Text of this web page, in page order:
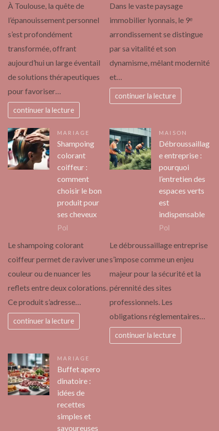
À Toulouse, la quête de
l’épanouissement personnel
s’est profondément
transformée, offrant
aujourd’hui un large éventail
de solutions thérapeutiques
pour favoriser…
continuer la lecture
Dans le vaste paysage
immobilier lyonnais, le 9ᵉ
arrondissement se distingue
par sa vitalité et son
dynamisme, mêlant modernité
et…
continuer la lecture
MARIAGE
Shampoing
colorant
coiffeur :
comment
choisir le bon
produit pour
ses cheveux
Pol
Le shampoing colorant
coiffeur permet de raviver une
couleur ou de nuancer les
reflets entre deux colorations.
Ce produit s’adresse…
continuer la lecture
MAISON
Débroussaillag
e entreprise :
pourquoi
l’entretien des
espaces verts
est
indispensable
Pol
Le débroussaillage entreprise
s’impose comme un enjeu
majeur pour la sécurité et la
pérennité des sites
professionnels. Les
obligations réglementaires…
continuer la lecture
MARIAGE
Buffet apero
dinatoire :
idées de
recettes
simples et
savoureuses